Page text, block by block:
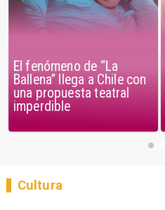
El fenómeno de “La
Ballena” llega a Chile con
una propuesta teatral
imperdible
Cultura